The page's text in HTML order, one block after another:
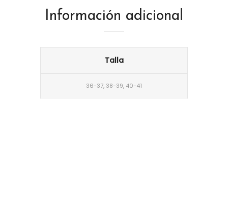
Información adicional
Talla
36-37, 38-39, 40-41